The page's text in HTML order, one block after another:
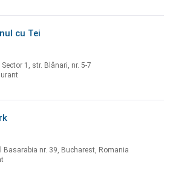
cu Tei
1, str. Blănari, nr. 5-7
Basarabia nr. 39, Bucharest, Romania